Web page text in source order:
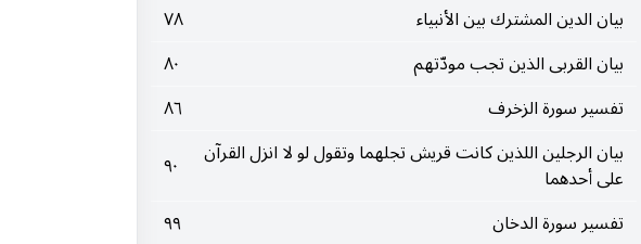
بيان الدين المشترك بين الأنبياء
٧٨
بيان القربى الذين تجب مودّتهم
٨٠
تفسير سورة الزخرف
٨٦
بيان الرجلين اللذين كانت قريش تجلهما وتقول لو لا انزل القرآن
على أحدهما
٩٠
تفسير سورة الدخان
٩٩